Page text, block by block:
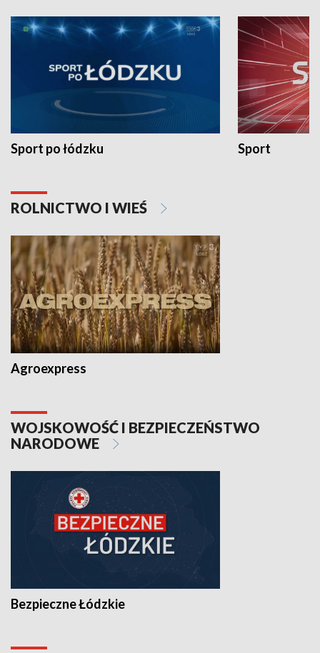
Sport po łódzku Sport
ROLNICTWO I WIEŚ
Agroexpress
WOJSKOWOŚĆ I BEZPIECZEŃSTWO
NARODOWE
Bezpieczne Łódzkie